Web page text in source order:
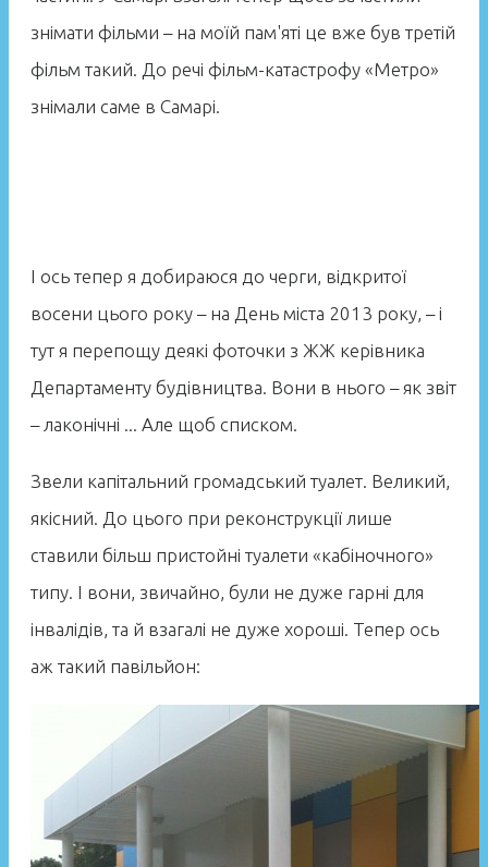
знімати фільми – на моїй пам'яті це вже був третій
фільм такий. До речі фільм-катастрофу «Метро»
знімали саме в Самарі.
І ось тепер я добираюся до черги, відкритої
восени цього року – на День міста 2013 року, – і
тут я перепощу деякі фоточки з ЖЖ керівника
Департаменту будівництва. Вони в нього – як звіт
– лаконічні ... Але щоб списком.
Звели капітальний громадський туалет. Великий,
якісний. До цього при реконструкції лише
ставили більш пристойні туалети «кабіночного»
типу. І вони, звичайно, були не дуже гарні для
інвалідів, та й взагалі не дуже хороші. Тепер ось
аж такий павільйон: